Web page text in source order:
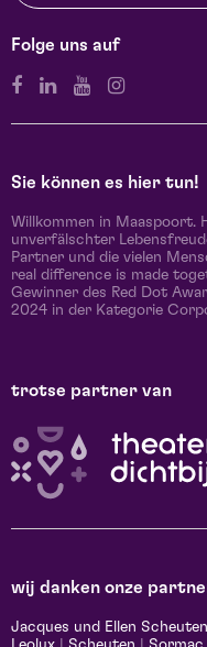
Folge uns auf
Sie können es hier tun!
Willkommen in Maaspoort.
unverfälschter
Partner und die vielen
real difference is made
Gewinner des Red Dot
2024 in der Kategorie
trotse partner van
wij danken onze
Jacques und Ellen